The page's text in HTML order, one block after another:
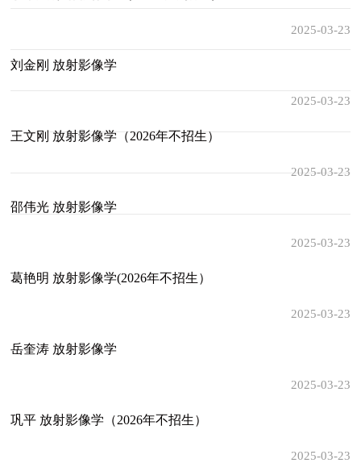
2025-03-23
刘金刚 放射影像学
2025-03-23
王文刚 放射影像学（2026年不招生）
2025-03-23
邵伟光 放射影像学
2025-03-23
葛艳明 放射影像学(2026年不招生）
2025-03-23
岳奎涛 放射影像学
2025-03-23
巩平 放射影像学（2026年不招生）
2025-03-23